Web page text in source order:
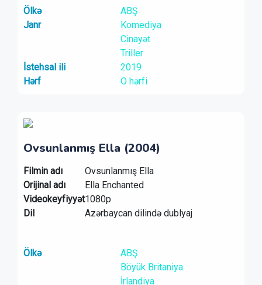
Ölkə
ABŞ
Janr
Komediya
Cinayət
Triller
İstehsal ili
2019
Hərf
O hərfi
Ovsunlanmış Ella (2004)
Filmin adı
Ovsunlanmış Ella
Orijinal adı
Ella Enchanted
Videokeyfiyyət1080p
Dil
Azərbaycan dilində dublyaj
Ölkə
ABŞ
Böyük Britaniya
İrlandiya